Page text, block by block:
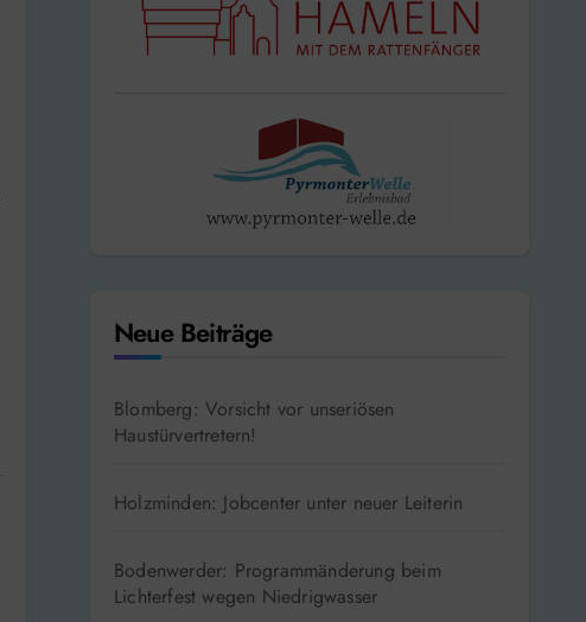
Neue Beiträge
Blomberg: Vorsicht vor unseriösen
Haustürvertretern!
Holzminden: Jobcenter unter neuer Leiterin
Bodenwerder: Programmänderung beim
Lichterfest wegen Niedrigwasser